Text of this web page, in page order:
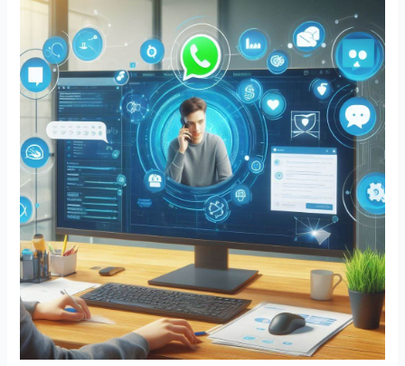
Soporte
e
Ilimitado